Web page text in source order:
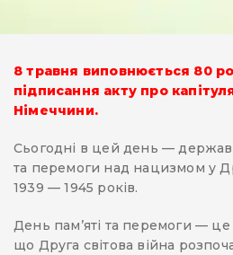
8 травня виповнюється 80
підписання акту про
Німеччини.
Сьогодні в цей день —
та перемоги над нацизмом у
1939 — 1945 років.
День пам’яті та перемоги — це
що Друга світова війна